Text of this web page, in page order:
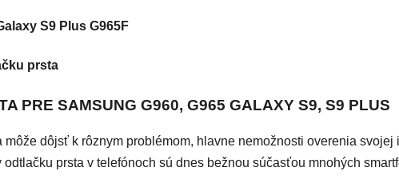
S9 Plus G965F
prsta
PRE SAMSUNG G960, G965 GALAXY S9, S9 PLUS
dôjsť k rôznym problémom, hlavne nemožnosti overenia svojej
prsta v telefónoch sú dnes bežnou súčasťou mnohých